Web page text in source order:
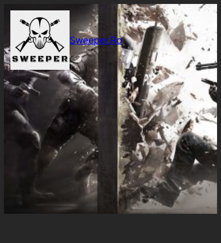
Sari
conținut
Sweeper.Ro